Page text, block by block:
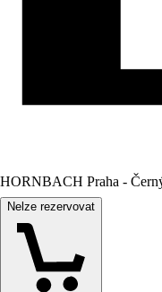
HORNBACH Praha -
Nelze rezervovat